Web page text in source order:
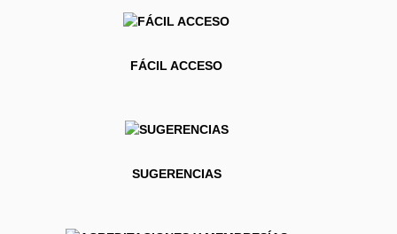
FÁCIL ACCESO
SUGERENCIAS